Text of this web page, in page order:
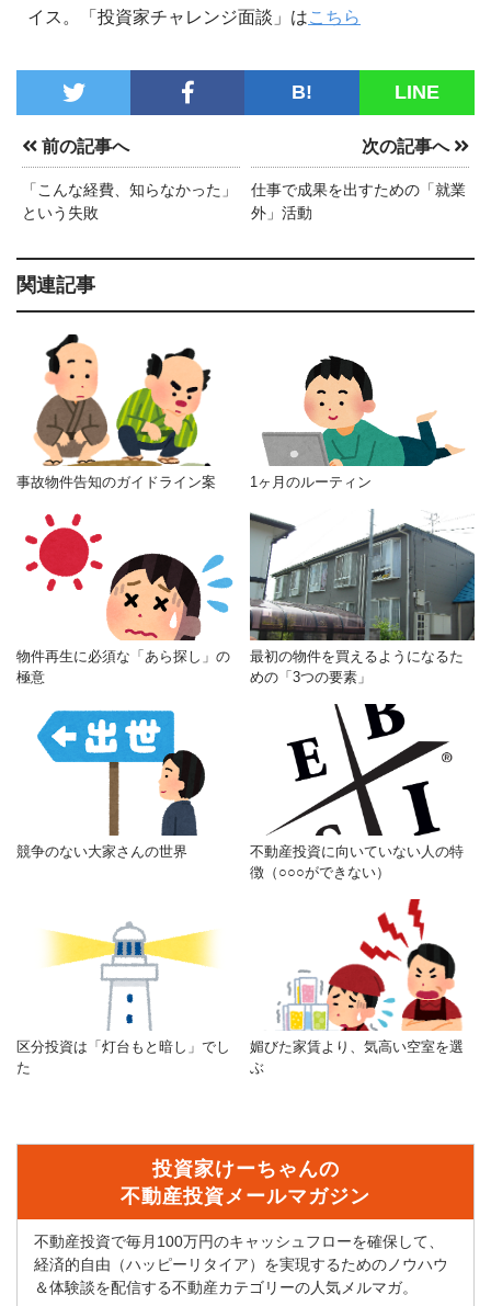
イス。「投資家チャレンジ面談」はこちら
B! LINE
前の記事へ
「こんな経費、知らなかった」
という失敗
次の記事へ
仕事で成果を出すための「就業
外」活動
関連記事
事故物件告知のガイドライン案 1ヶ月のルーティン
物件再生に必須な「あら探し」の
極意
最初の物件を買えるようになるた
めの「3つの要素」
競争のない大家さんの世界
不動産投資に向いていない人の特
徴（○○○ができない）
区分投資は「灯台もと暗し」でし
た
媚びた家賃より、気高い空室を選
ぶ
投資家けーちゃんの
不動産投資メールマガジン
不動産投資で毎月100万円のキャッシュフローを確保して、
経済的自由（ハッピーリタイア）を実現するためのノウハウ
＆体験談を配信する不動産カテゴリーの人気メルマガ。